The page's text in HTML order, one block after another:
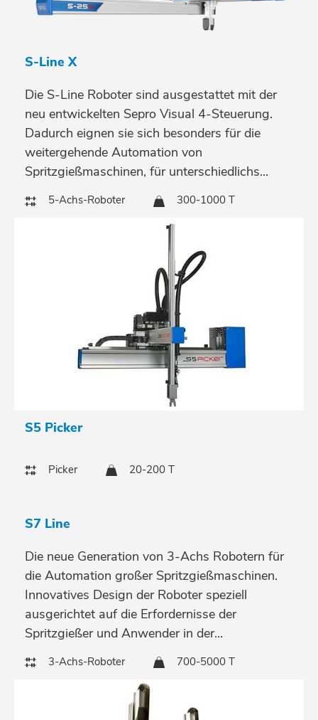
S-Line X
Die S-Line Roboter sind ausgestattet mit der
neu entwickelten Sepro Visual 4-Steuerung.
Dadurch eignen sie sich besonders für die
weitergehende Automation von
Spritzgießmaschinen, für unterschiedlichs...
5-Achs-Roboter 300-1000 T
S5 Picker
Picker 20-200 T
S7 Line
Die neue Generation von 3-Achs Robotern für
die Automation großer Spritzgießmaschinen.
Innovatives Design der Roboter speziell
ausgerichtet auf die Erfordernisse der
Spritzgießer und Anwender in der...
3-Achs-Roboter 700-5000 T